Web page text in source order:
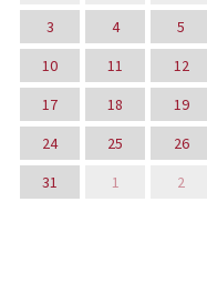
3
4 5
10
11 12
17
18 19
24
25 26
31
1 2